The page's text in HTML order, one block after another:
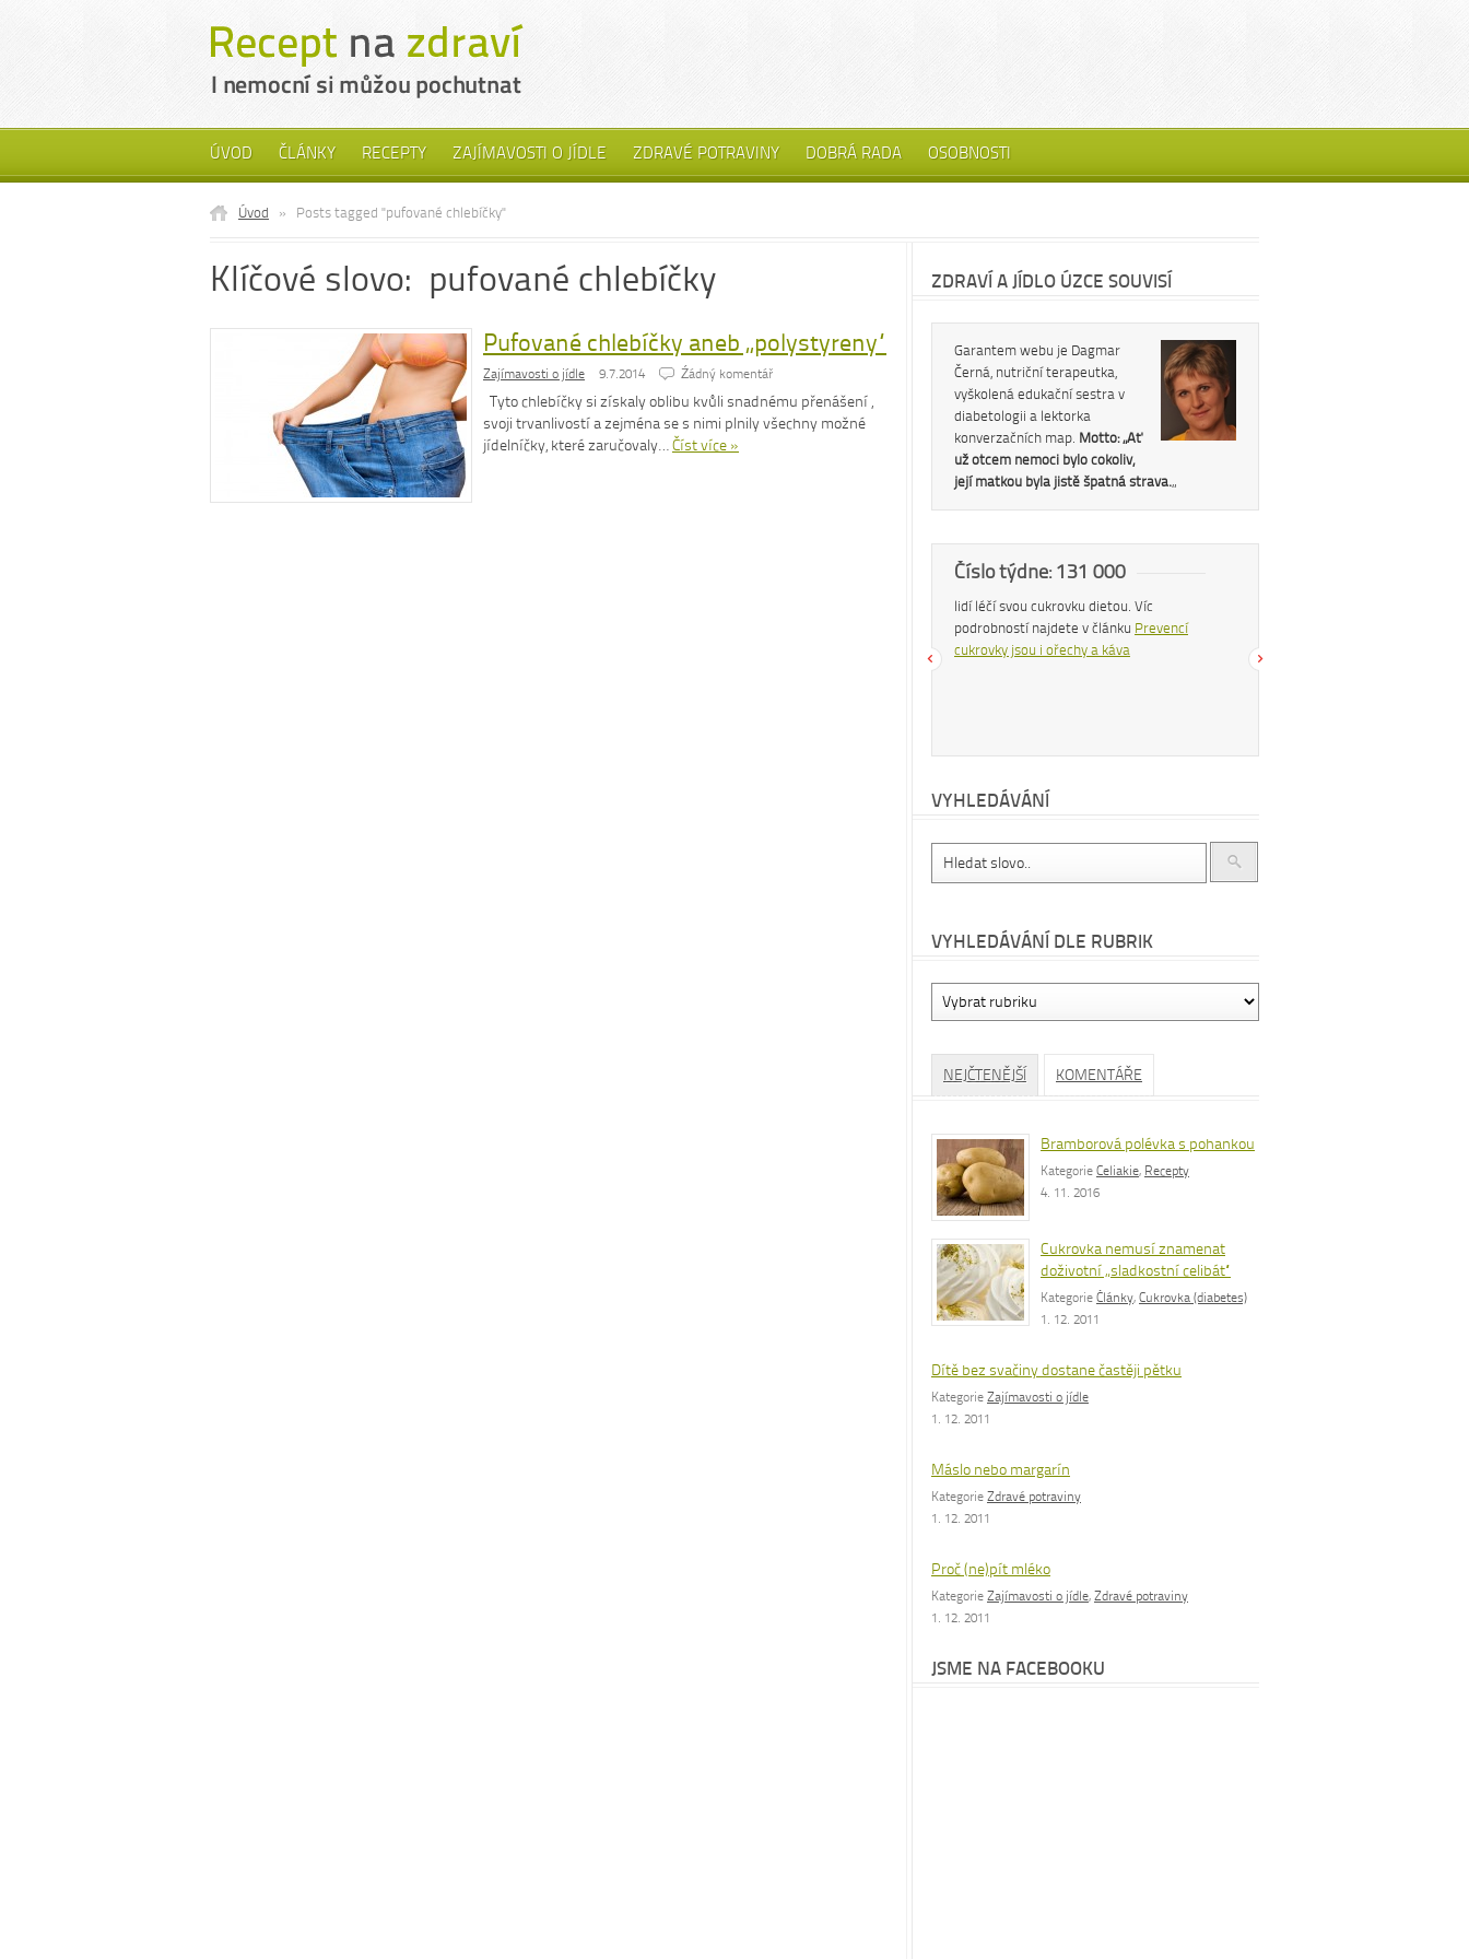
ÚVOD ČLÁNKY RECEPTY ZAJÍMAVOSTI O JÍDLE ZDRAVÉ POTRAVINY DOBRÁ RADA OSOBNOSTI
Úvod » Posts tagged "pufované chlebíčky"
Klíčové slovo: pufované chlebíčky
Pufované chlebíčky aneb „polystyreny“
Zajímavosti o jídle 9.7.2014 Źádný komentář
Tyto chlebíčky si získaly oblibu kvůli snadnému přenášení ,
svoji trvanlivostí a zejména se s nimi plnily všechny možné
jídelníčky, které zaručovaly…Číst více »
ZDRAVÍ A JÍDLO ÚZCE SOUVISÍ
Garantem webu je Dagmar
Černá, nutriční terapeutka,
vyškolená edukační sestra v
diabetologii a lektorka
konverzačních map. Motto: „Ať
už otcem nemoci bylo cokoliv,
její matkou byla jistě špatná strava.„
Číslo týdne: 131 000
lidí léčí svou cukrovku dietou. Víc
podrobností najdete v článku Prevencí
cukrovky jsou i ořechy a káva
čemuž se po pikantním jídle můžeme
cítit šťastnější a spokojenější. Více se
VYHLEDÁVÁNÍ
VYHLEDÁVÁNÍ DLE RUBRIK
dle
NEJČTENĚJŠÍ KOMENTÁŘE
Bramborová polévka s pohankou
Kategorie Celiakie, Recepty
4. 11. 2016
Cukrovka nemusí znamenat
doživotní „sladkostní celibát“
Kategorie Články, Cukrovka (diabetes)
1. 12. 2011
Dítě bez svačiny dostane častěji pětku
Kategorie Zajímavosti o jídle
1. 12. 2011
Máslo nebo margarín
Kategorie Zdravé potraviny
1. 12. 2011
Proč (ne)pít mléko
Kategorie Zajímavosti o jídle, Zdravé potraviny
1. 12. 2011
JSME NA FACEBOOKU